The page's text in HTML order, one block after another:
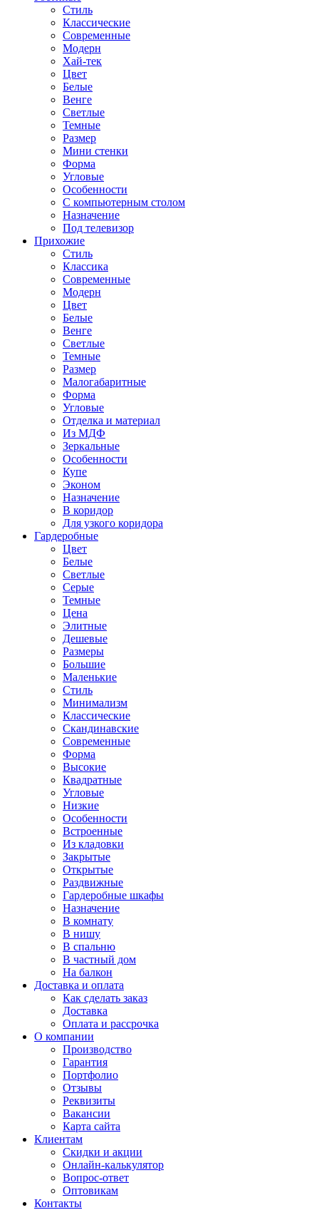
Стиль
Классические
Современные
Модерн
Хай-тек
Цвет
Белые
Венге
Светлые
Темные
Размер
Мини стенки
Форма
Угловые
Особенности
С компьютерным столом
Назначение
Под телевизор
Прихожие
Стиль
Классика
Современные
Модерн
Цвет
Белые
Венге
Светлые
Темные
Размер
Малогабаритные
Форма
Угловые
Отделка и материал
Из МДФ
Зеркальные
Особенности
Купе
Эконом
Назначение
В коридор
Для узкого коридора
Гардеробные
Цвет
Белые
Светлые
Серые
Темные
Цена
Элитные
Дешевые
Размеры
Большие
Маленькие
Стиль
Минимализм
Классические
Скандинавские
Современные
Форма
Высокие
Квадратные
Угловые
Низкие
Особенности
Встроенные
Из кладовки
Закрытые
Открытые
Раздвижные
Гардеробные шкафы
Назначение
В комнату
В нишу
В спальню
В частный дом
На балкон
Доставка и оплата
Как сделать заказ
Доставка
Оплата и рассрочка
О компании
Производство
Гарантия
Портфолио
Отзывы
Реквизиты
Вакансии
Карта сайта
Клиентам
Скидки и акции
Онлайн-калькулятор
Вопрос-ответ
Оптовикам
Контакты